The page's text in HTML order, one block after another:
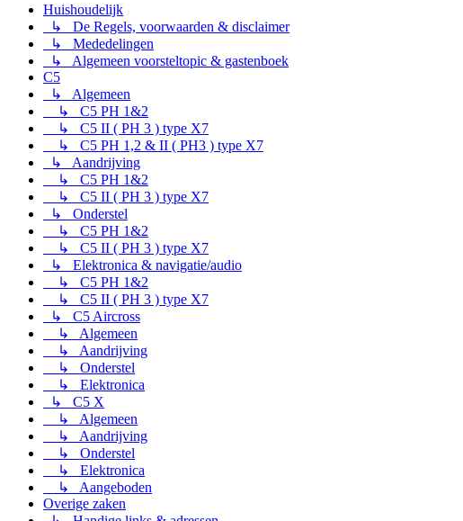
Huishoudelijk
↳ De Regels, voorwaarden & disclaimer
↳ Mededelingen
↳ Algemeen voorsteltopic & gastenboek
C5
↳ Algemeen
↳ C5 PH 1&2
↳ C5 II ( PH 3 ) type X7
↳ C5 PH 1,2 & II ( PH3 ) type X7
↳ Aandrijving
↳ C5 PH 1&2
↳ C5 II ( PH 3 ) type X7
↳ Onderstel
↳ C5 PH 1&2
↳ C5 II ( PH 3 ) type X7
↳ Elektronica & navigatie/audio
↳ C5 PH 1&2
↳ C5 II ( PH 3 ) type X7
↳ C5 Aircross
↳ Algemeen
↳ Aandrijving
↳ Onderstel
↳ Elektronica
↳ C5 X
↳ Algemeen
↳ Aandrijving
↳ Onderstel
↳ Elektronica
↳ Aangeboden
Overige zaken